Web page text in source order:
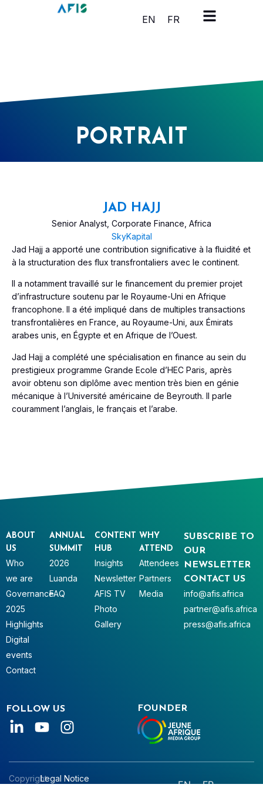
Cookies management panel
EN FR
PORTRAIT
JAD HAJJ
Senior Analyst, Corporate Finance, Africa
SkyKapital
Jad Hajj a apporté une contribution significative à la fluidité et
à la structuration des flux transfrontaliers avec le continent.
Il a notamment travaillé sur le financement du premier projet
d’infrastructure soutenu par le Royaume-Uni en Afrique
francophone. Il a été impliqué dans de multiples transactions
transfrontalières en France, au Royaume-Uni, aux Émirats
arabes unis, en Égypte et en Afrique de l’Ouest.
Jad Hajj a complété une spécialisation en finance au sein du
prestigieux programme Grande Ecole d’HEC Paris, après
avoir obtenu son diplôme avec mention très bien en génie
mécanique à l’Université américaine de Beyrouth. Il parle
couramment l’anglais, le français et l’arabe.
SUBSCRIBE TO
OUR
NEWSLETTER
CONTACT US
info@afis.africa
partner@afis.africa
press@afis.africa
ABOUT
US
Who
we are
Governance
2025
Highlights
Digital
events
Contact
ANNUAL
SUMMIT
2026
Luanda
FAQ
CONTENT
HUB
Insights
Newsletter
AFIS TV
Photo
Gallery
WHY
ATTEND
Attendees
Partners
Media
FOLLOW US FOUNDER
CopyrightLegal Notice
EN FR